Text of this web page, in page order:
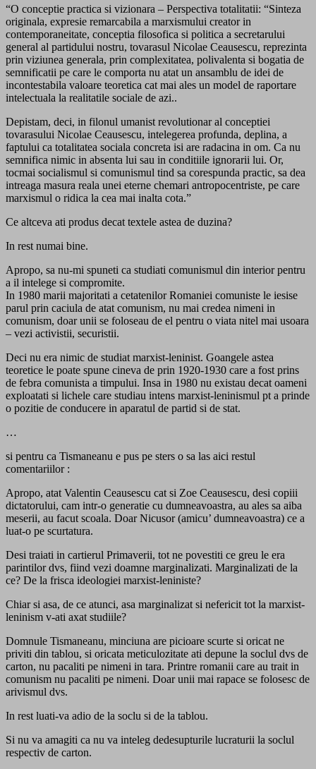
“O conceptie practica si vizionara – Perspectiva totalitatii: “Sinteza
originala, expresie remarcabila a marxismului creator in
contemporaneitate, conceptia filosofica si politica a secretarului
general al partidului nostru, tovarasul Nicolae Ceausescu, reprezinta
prin viziunea generala, prin complexitatea, polivalenta si bogatia de
semnificatii pe care le comporta nu atat un ansamblu de idei de
incontestabila valoare teoretica cat mai ales un model de raportare
intelectuala la realitatile sociale de azi..
Depistam, deci, in filonul umanist revolutionar al conceptiei
tovarasului Nicolae Ceausescu, intelegerea profunda, deplina, a
faptului ca totalitatea sociala concreta isi are radacina in om. Ca nu
semnifica nimic in absenta lui sau in conditiile ignorarii lui. Or,
tocmai socialismul si comunismul tind sa corespunda practic, sa dea
intreaga masura reala unei eterne chemari antropocentriste, pe care
marxismul o ridica la cea mai inalta cota.”
Ce altceva ati produs decat textele astea de duzina?
In rest numai bine.
Apropo, sa nu-mi spuneti ca studiati comunismul din interior pentru
a il intelege si compromite.
In 1980 marii majoritati a cetatenilor Romaniei comuniste le iesise
parul prin caciula de atat comunism, nu mai credea nimeni in
comunism, doar unii se foloseau de el pentru o viata nitel mai usoara
– vezi activistii, securistii.
Deci nu era nimic de studiat marxist-leninist. Goangele astea
teoretice le poate spune cineva de prin 1920-1930 care a fost prins
de febra comunista a timpului. Insa in 1980 nu existau decat oameni
exploatati si lichele care studiau intens marxist-leninismul pt a prinde
o pozitie de conducere in aparatul de partid si de stat.
…
si pentru ca Tismaneanu e pus pe sters o sa las aici restul
comentariilor :
Apropo, atat Valentin Ceausescu cat si Zoe Ceausescu, desi copiii
dictatorului, cam intr-o generatie cu dumneavoastra, au ales sa aiba
meserii, au facut scoala. Doar Nicusor (amicu’ dumneavoastra) ce a
luat-o pe scurtatura.
Desi traiati in cartierul Primaverii, tot ne povestiti ce greu le era
parintilor dvs, fiind vezi doamne marginalizati. Marginalizati de la
ce? De la frisca ideologiei marxist-leniniste?
Chiar si asa, de ce atunci, asa marginalizat si nefericit tot la marxist-
leninism v-ati axat studiile?
Domnule Tismaneanu, minciuna are picioare scurte si oricat ne
priviti din tablou, si oricata meticulozitate ati depune la soclul dvs de
carton, nu pacaliti pe nimeni in tara. Printre romanii care au trait in
comunism nu pacaliti pe nimeni. Doar unii mai rapace se folosesc de
arivismul dvs.
In rest luati-va adio de la soclu si de la tablou.
Si nu va amagiti ca nu va inteleg dedesupturile lucraturii la soclul
respectiv de carton.